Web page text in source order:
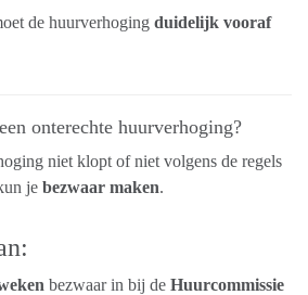
de huurverhoging duidelijk vooraf
onterechte huurverhoging?
niet klopt of niet volgens de regels
je bezwaar maken.
bezwaar in bij de Huurcommissie